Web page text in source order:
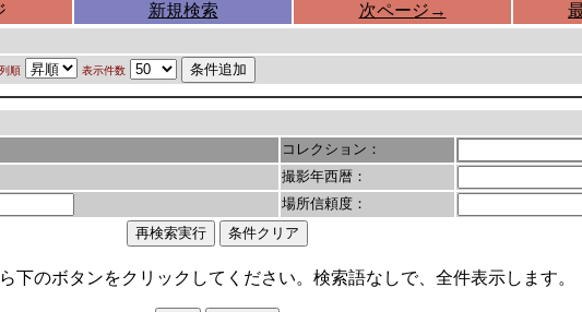
新規検索 次ページ →
順 表示件数
コレクション：
撮影年西暦：
場所信頼度：
下のボタンをクリックしてください。検索語なしで、全件表示します。